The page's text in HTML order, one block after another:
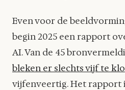
Even voor de
begin 2025 een rapport
AI. Van de 45
bleken er slechts vijf te
vijfenveertig. Het rapport